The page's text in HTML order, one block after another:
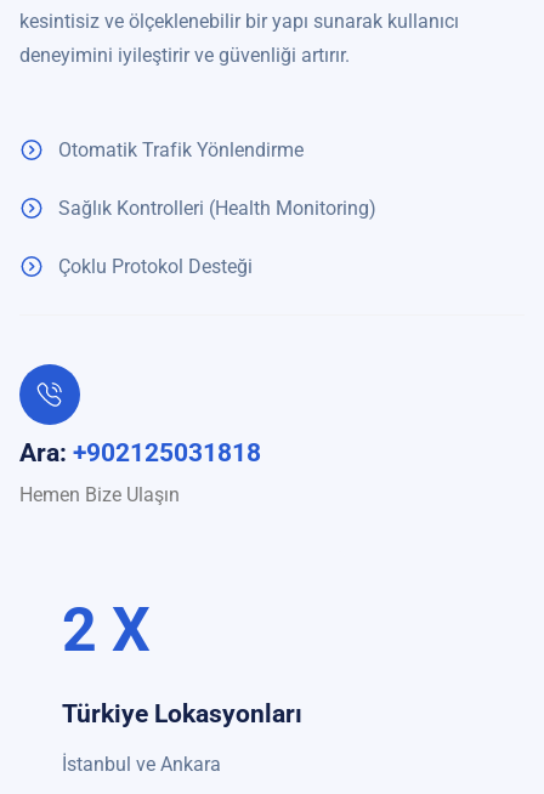
kesintisiz ve ölçeklenebilir bir yapı sunarak kullanıcı
deneyimini iyileştirir ve güvenliği artırır.
Otomatik Trafik Yönlendirme
Sağlık Kontrolleri (Health Monitoring)
Çoklu Protokol Desteği
Ara: +902125031818
Hemen Bize Ulaşın
2 X
Türkiye Lokasyonları
İstanbul ve Ankara